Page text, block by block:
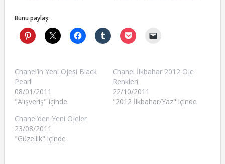
Bunu paylaş:
Chanel’in Yeni Ojesi Black
Pearl!
08/01/2011
"Alışveriş" içinde
Chanel İlkbahar 2012 Oje
Renkleri
22/10/2011
"2012 İlkbahar/Yaz" içinde
Chanel’den Yeni Ojeler
23/08/2011
"Güzellik" içinde